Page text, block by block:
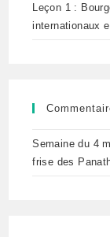
Leçon 1 :
internationaux
Semaine du 4
frise des